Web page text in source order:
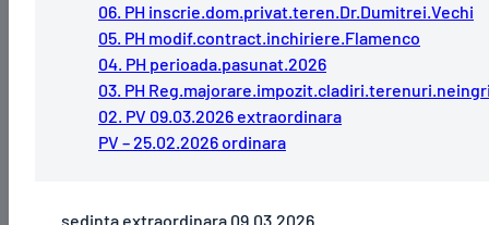
PV – 25.02.2026 ordinara
02. PV 09.03.2026 extraordinara
03. PH
04. PH perioada.pasunat.2026
05. PH modif.contract.inchiriere.Flamenco
06. PH inscrie.dom.privat.teren.Dr.Dumitrei.Vechi
sedinta extraordinara 09.03.2026